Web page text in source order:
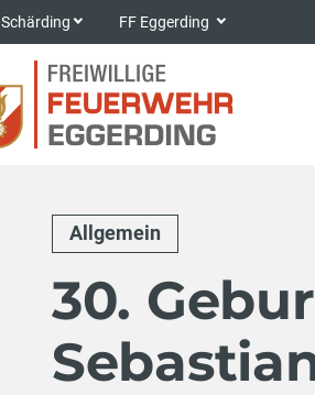
Schärding FF Eggerding
Allgemein
30.